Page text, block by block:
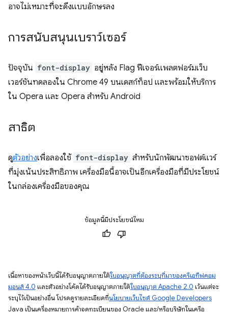
อาจไม่เหมาะที่จะดึงแบบอักษรลง
การสนับสนุนเบราว์เซอร์
ปัจจุบัน font-display อยู่หลัง Flag ฟีเจอร์แพลตฟอร์มเว็บ
เวอร์ชันทดลองใน Chrome 49 บนเดสก์ท็อป และพร้อมให้บริการ
ใน Opera และ Opera สำหรับ Android
สาธิต
ดูตัวอย่างเพื่อลองใช้ font-display สำหรับนักพัฒนาซอฟต์แวร์
ที่มุ่งเน้นประสิทธิภาพ เครื่องมือนี้อาจเป็นอีกเครื่องมือที่มีประโยชน์
ในกล่องเครื่องมือของคุณ
ข้อมูลนี้มีประโยชน์ไหม
เนื้อหาของหน้าเว็บนี้ได้รับอนุญาตภายใต้ใบอนุญาตที่ต้องระบุที่มาของครีเอทีฟคอม
มอนส์ 4.0 และตัวอย่างโค้ดได้รับอนุญาตภายใต้ใบอนุญาต Apache 2.0 เว้นแต่จะ
ระบุไว้เป็นอย่างอื่น โปรดดูรายละเอียดที่นโยบายเว็บไซต์ Google Developers
Java เป็นเครื่องหมายการค้าจดทะเบียนของ Oracle และ/หรือบริษัทในเครือ